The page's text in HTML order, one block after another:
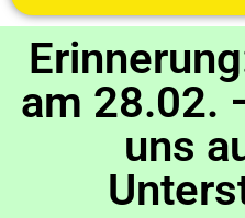
am 28.02.
uns